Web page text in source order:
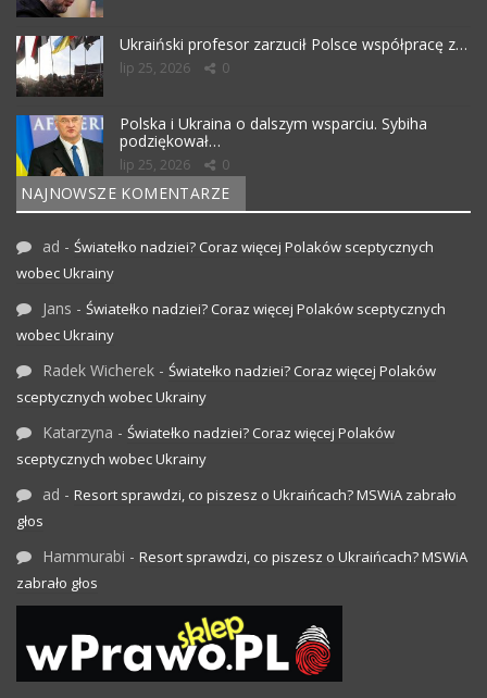
Ukraiński profesor zarzucił Polsce współpracę z…
lip 25, 2026 0
Polska i Ukraina o dalszym wsparciu. Sybiha
podziękował…
lip 25, 2026 0
NAJNOWSZE KOMENTARZE
ad - Światełko nadziei? Coraz więcej Polaków sceptycznych
wobec Ukrainy
Jans - Światełko nadziei? Coraz więcej Polaków sceptycznych
wobec Ukrainy
Radek Wicherek - Światełko nadziei? Coraz więcej Polaków
sceptycznych wobec Ukrainy
Katarzyna - Światełko nadziei? Coraz więcej Polaków
sceptycznych wobec Ukrainy
ad - Resort sprawdzi, co piszesz o Ukraińcach? MSWiA zabrało
głos
Hammurabi - Resort sprawdzi, co piszesz o Ukraińcach? MSWiA
zabrało głos